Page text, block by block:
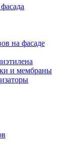
на фасаде
и мембраны